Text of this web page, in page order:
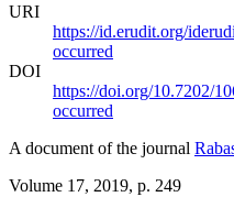
URI
https://id.erudit.org/
occurred
DOI
https://doi.org/10.7202/
occurred
A document of the journal
Volume 17, 2019, p. 249